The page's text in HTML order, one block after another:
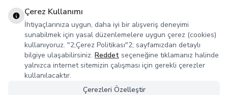
Telefon
0 (530) 236 15 75
E-Posta
info@agreka.com.tr
Müşteri Hizmetleri
Yasal Bilgiler
Sosyal Medya
Çerez Kullanımı
İhtiyaçlarınıza uygun, daha iyi bir alışveriş deneyimi
sunabilmek için yasal düzenlemelere uygun çerez (cookies)
kullanıyoruz. "2;Çerez Politikası"2; sayfamızdan detaylı
bilgiye ulaşabilirsiniz. Reddet seçeneğine tıklamanız halinde
yalnızca internet sitemizin çalışması için gerekli çerezler
kullanılacaktır.
Çerezleri Özelleştir